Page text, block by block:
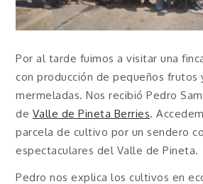
Por al tarde fuimos a visitar una
con producción de pequeños frutos
mermeladas. Nos recibió Pedro
de Valle de Pineta Berries.
parcela de cultivo por un sendero
espectaculares del Valle de Pineta.
Pedro nos explica los cultivos en